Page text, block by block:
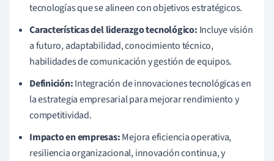
tecnologías que se alineen con objetivos estratégicos.
Características del liderazgo tecnológico: Incluye visión
a futuro, adaptabilidad, conocimiento técnico,
habilidades de comunicación y gestión de equipos.
Definición:Integración de innovaciones tecnológicas en
la estrategia empresarial para mejorar rendimiento y
competitividad.
Impacto en empresas:Mejora eficiencia operativa,
resiliencia organizacional, innovación continua, y